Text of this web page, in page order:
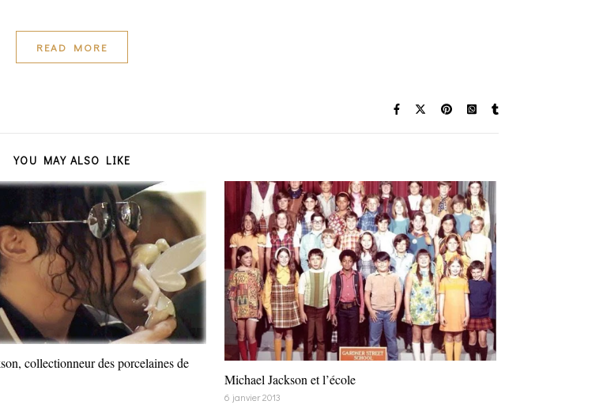
READ MORE
YOU MAY ALSO LIKE
collectionneur des porcelaines de
Michael Jackson et l’école
6 janvier 2013